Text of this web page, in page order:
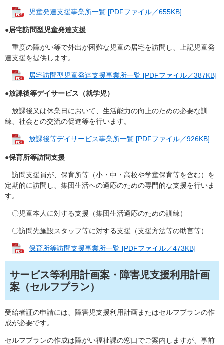
児童発達支援事業所一覧 [PDFファイル／655KB]
●居宅訪問型児童発達支援
重度の障がい等で外出が困難な児童の居宅を訪問し、上記児童発
達支援を提供します。
居宅訪問型児童発達支援事業所一覧 [PDFファイル／387KB]
●放課後等デイサービス（就学児）
放課後又は休業日において、生活能力の向上のための必要な訓
練、社会との交流の促進等を行います。
放課後等デイサービス事業所一覧 [PDFファイル／926KB]
●保育所等訪問支援
訪問支援員が、保育所等（小・中・高校や学童保育等を含む）を
定期的に訪問し、集団生活への適応のための専門的な支援を行いま
す。
〇児童本人に対する支援（集団生活適応のための訓練）
〇訪問先施設スタッフ等に対する支援（支援方法等の助言等）
保育所等訪問支援事業所一覧 [PDFファイル／473KB]
サービス等利用計画案・障害児支援利用計画
案（セルフプラン）
受給者証の申請には、障害児支援利用計画またはセルフプランの作
成が必要です。
セルフプランの作成は障がい福祉課の窓口でご案内しますが、事前